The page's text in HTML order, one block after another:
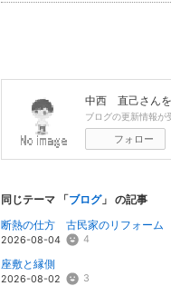
中西 直己さん
ブログの更新情報が
フォロー
同じテーマ 「ブログ」 の記事
断熱の仕方 古民家のリフォーム
2026-08-04 4
座敷と縁側
2026-08-02 3